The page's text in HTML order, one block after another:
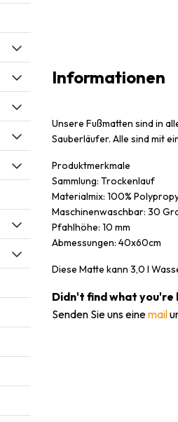
Informationen
Unsere Fußmatten sind in
Sauberläufer. Alle sind mit
Produktmerkmale
Sammlung: Trockenlauf
Materialmix: 100%
Maschinenwaschbar: 30
Pfahlhöhe: 10 mm
Abmessungen: 40x60cm
Diese Matte kann 3,0 l
Didn't find what you're
Senden Sie uns einemail